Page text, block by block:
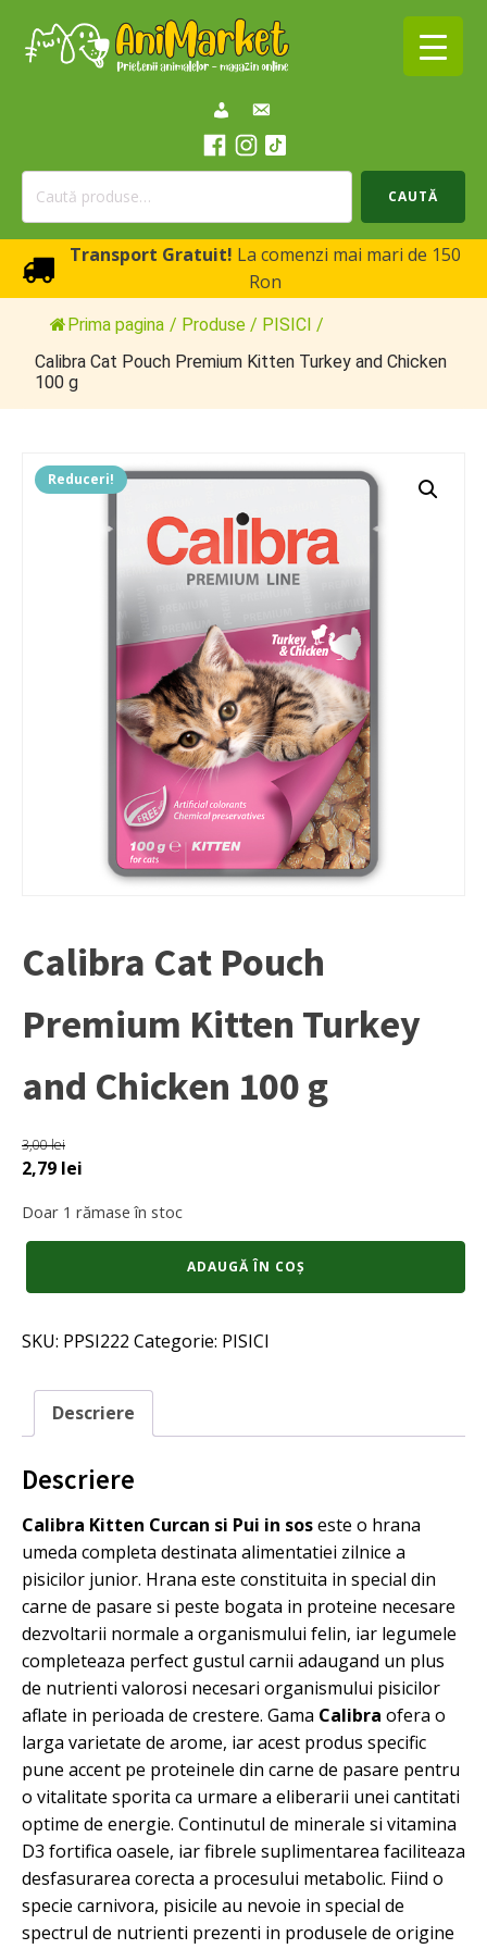
Caută
CAUTĂ
Transport Gratuit! La comenzi mai mari de 150
Ron
Prima pagina / Produse / PISICI /
Calibra Cat Pouch Premium Kitten Turkey and Chicken
100 g
Reduceri!
Calibra Cat Pouch
Premium Kitten Turkey
and Chicken 100 g
3,00lei
Prețul
a
fost:
2,79 lei
este:
2,79 lei.
Doar 1 rămase în stoc
Premium
Chicken
g
ADAUGĂ ÎN COȘ
SKU: PPSI222 Categorie: PISICI
Descriere
Descriere
Calibra Kitten Curcan si Pui in soseste o hrana
umeda completa destinata alimentatiei zilnice a
pisicilor junior. Hrana este constituita in special din
carne de pasare si peste bogata in proteine necesare
dezvoltarii normale a organismului felin, iar legumele
completeaza perfect gustul carnii adaugand un plus
de nutrienti valorosi necesari organismului pisicilor
aflate in perioada de crestere. Gama Calibra ofera o
larga varietate de arome, iar acest produs specific
pune accent pe proteinele din carne de pasare pentru
o vitalitate sporita ca urmare a eliberarii unei cantitati
optime de energie. Continutul de minerale si vitamina
D3 fortifica oasele, iar fibrele suplimentarea faciliteaza
desfasurarea corecta a procesului metabolic. Fiind o
specie carnivora, pisicile au nevoie in special de
spectrul de nutrienti prezenti in produsele de origine